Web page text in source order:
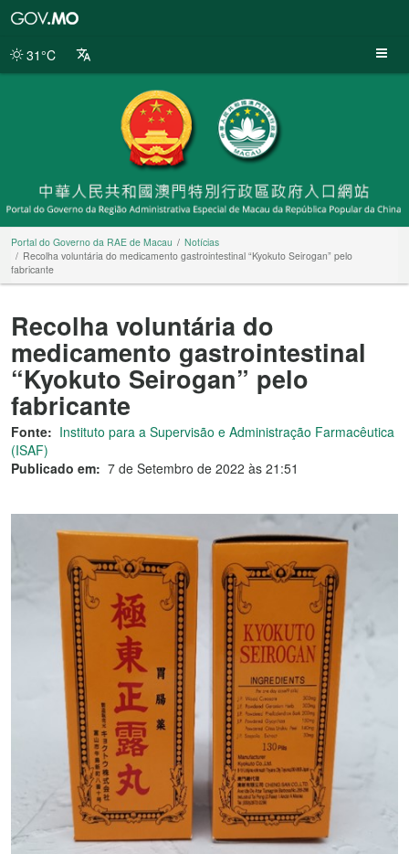
da
31°C
Portal do Governo da RAE de Macau
Notícias
Recolha voluntária do medicamento gastrointestinal “Kyokuto Seirogan” pelo
fabricante
Recolha voluntária do
medicamento gastrointestinal
“Kyokuto Seirogan” pelo
fabricante
Fonte: Instituto para a Supervisão e Administração Farmacêutica
(ISAF)
Publicado em: 7 de Setembro de 2022 às 21:51